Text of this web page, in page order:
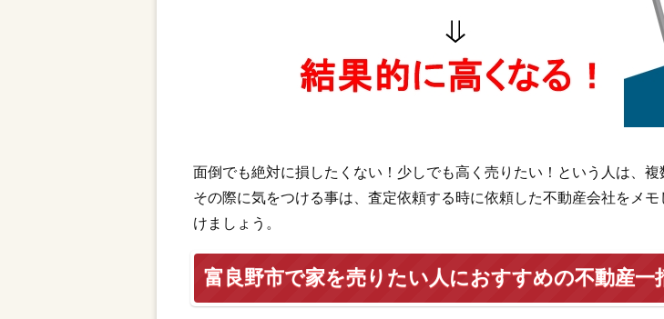
面倒でも絶対に損したくない！少しでも高く売りたい！という人は、
その際に気をつける事は、査定依頼する時に依頼した不動産会社をメ
けましょう。
富良野市で家を売りたい人におすすめの不動産